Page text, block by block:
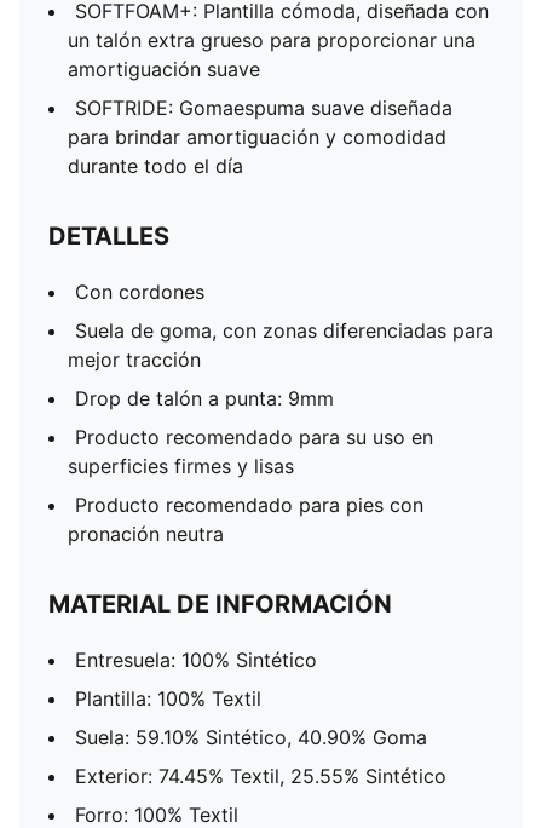
SOFTFOAM+: Plantilla cómoda, diseñada con
un talón extra grueso para proporcionar una
amortiguación suave
SOFTRIDE: Gomaespuma suave diseñada
para brindar amortiguación y comodidad
durante todo el día
DETALLES
Con cordones
Suela de goma, con zonas diferenciadas para
mejor tracción
Drop de talón a punta: 9mm
Producto recomendado para su uso en
superficies firmes y lisas
Producto recomendado para pies con
pronación neutra
MATERIAL DE INFORMACIÓN
Entresuela: 100% Sintético
Plantilla: 100% Textil
Suela: 59.10% Sintético, 40.90% Goma
Exterior: 74.45% Textil, 25.55% Sintético
Forro: 100% Textil